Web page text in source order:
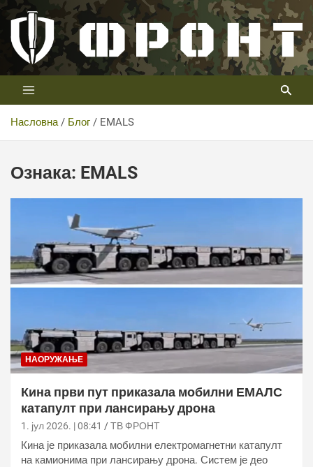
Скип
цонтент
Телевизија ФРОНТ
Први војни канал у Србији
Насловна Блог EMALS
Ознака: EMALS
НАОРУЖАЊЕ
Кина први пут приказала мобилни ЕМАЛС
катапулт при лансирању дрона
1. јул 2026. | 08:41 ТВ ФРОНТ
Кина је приказала мобилни електромагнетни катапулт
на камионима при лансирању дрона. Систем је део